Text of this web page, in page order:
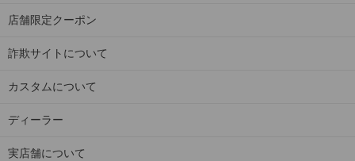
店舗限定クーポン
詐欺サイトについて
カスタムについて
ディーラー
実店舗について